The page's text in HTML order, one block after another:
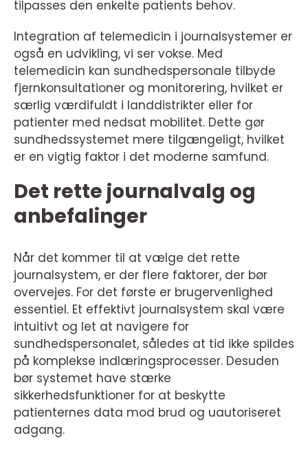
tilpasses den enkelte patients behov.
Integration af telemedicin i journalsystemer er
også en udvikling, vi ser vokse. Med
telemedicin kan sundhedspersonale tilbyde
fjernkonsultationer og monitorering, hvilket er
særlig værdifuldt i landdistrikter eller for
patienter med nedsat mobilitet. Dette gør
sundhedssystemet mere tilgængeligt, hvilket
er en vigtig faktor i det moderne samfund.
Det rette journalvalg og
anbefalinger
Når det kommer til at vælge det rette
journalsystem, er der flere faktorer, der bør
overvejes. For det første er brugervenlighed
essentiel. Et effektivt journalsystem skal være
intuitivt og let at navigere for
sundhedspersonalet, således at tid ikke spildes
på komplekse indlæringsprocesser. Desuden
bør systemet have stærke
sikkerhedsfunktioner for at beskytte
patienternes data mod brud og uautoriseret
adgang.